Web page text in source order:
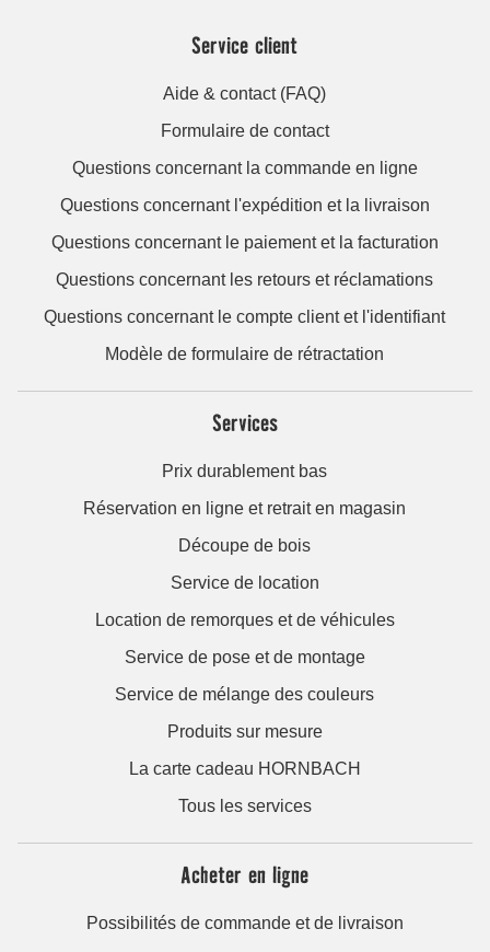
Service client
Aide & contact (FAQ)
Formulaire de contact
Questions concernant la commande en ligne
Questions concernant l'expédition et la livraison
Questions concernant le paiement et la facturation
Questions concernant les retours et réclamations
Questions concernant le compte client et l'identifiant
Modèle de formulaire de rétractation
Services
Prix durablement bas
Réservation en ligne et retrait en magasin
Découpe de bois
Service de location
Location de remorques et de véhicules
Service de pose et de montage
Service de mélange des couleurs
Produits sur mesure
La carte cadeau HORNBACH
Tous les services
Acheter en ligne
Possibilités de commande et de livraison